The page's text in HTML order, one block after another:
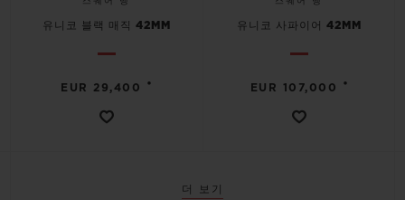
유니코 블랙 매직 42MM
EUR 29,400 •
유니코 사파이어 42MM
EUR 107,000 •
더 보기